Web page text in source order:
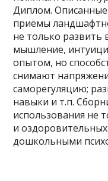
Диплом.
приёмы
не только развить
мышление,
опытом, но
снимают
саморегуляцию;
навыки и т.п.
использования не
и
дошкольными